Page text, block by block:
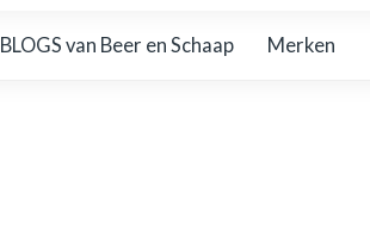
BLOGS van Beer en Schaap Merken